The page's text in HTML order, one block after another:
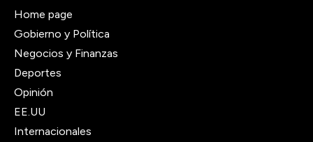
Home page
Gobierno y Política
Negocios y Finanzas
Deportes
Opinión
EE.UU
Internacionales